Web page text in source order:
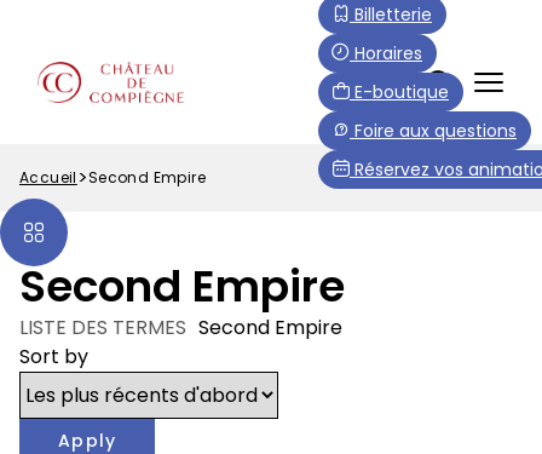
contenu
principal
Menu
Top
FR
Billetterie
Horaires
E-boutique
Foire aux questions
Réservez vos
Fil
d'Ariane
Accueil Second Empire
Second Empire
LISTE DES TERMES Second Empire
Sort by